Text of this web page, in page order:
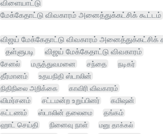
விளையாட்டு
மேக்கேதாட்டு விவகாரம் அனைத்துக்கட்சிக் கூட்டம்
விஜய் மேக்கேதாட்டு விவகாரம் அனைத்துக்கட்சிக்
தள்ளுபடி
விஜய் மேக்கேதாட்டு விவகாரம்
சேனல் மருத்துவமனை சந்தை
நடிகர்
தீர்மானம்
உதயநிதி ஸ்டாலின்
நிதிநிலை அறிக்கை
காவிரி விவகாரம்
விமர்சனம்
சட்டமன்ற உறுப்பினர்
கமிஷன்
கட்டணம்
ஸ்டாலின் தலைமை
தங்கம்
ஹாட் செய்தி
நினைவு நாள்
மனு தாக்கல்